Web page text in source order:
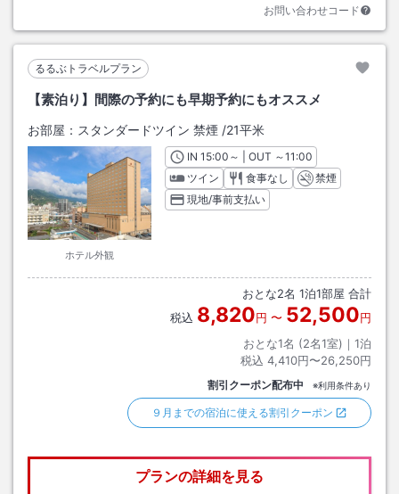
お問い合わせコード
るるぶトラベルプラン
【素泊り】間際の予約にも早期予約にもオススメ
お部屋： スタンダードツイン 禁煙 /21平米
ホテル外観
INチェックイン
15:00 ～ | OUT チェックアウト
～11:00
ツイン
食事なし
禁煙
現地/事前支払い
おとな2名 1泊1部屋 合計
税込 8,820円 〜 52,500円
おとな1名 (2名1室)｜ 1泊
税込 4,410円〜26,250円
割引クーポン配布中 ※利用条件あり
９月までの宿泊に使える割引クーポン
プランの詳細を見る